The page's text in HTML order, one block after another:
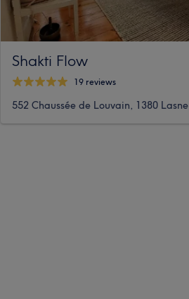
Shakti Flow
19 reviews
552 Chaussée de Louvain, 1380 Lasne